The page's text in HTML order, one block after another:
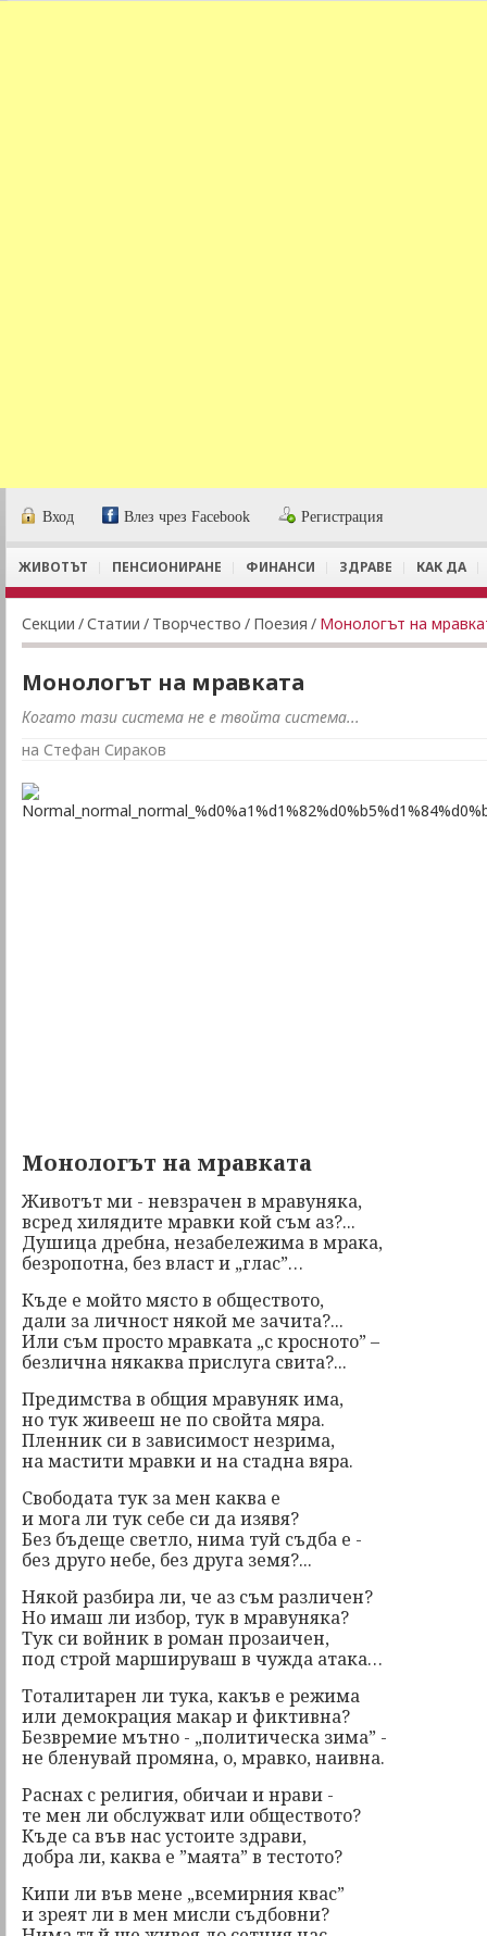
Вход Влез чрез Facebook Регистрация
ЖИВОТЪТ ПЕНСИОНИРАНЕ ФИНАНСИ ЗДРАВЕ КАК ДА
Секции /Статии / Творчество / Поезия / Монологът на
Монологът на мравката
Когато тази система не е твойта система...
на Стефан Сираков
Монологът на мравката
Животът ми - невзрачен в мравуняка,
всред хилядите мравки кой съм аз?...
Душица дребна, незабележима в мрака,
безропотна, без власт и „глас”…
Къде е мойто място в обществото,
дали за личност някой ме зачита?...
Или съм просто мравката „с кросното” –
безлична някаква прислуга свита?...
Предимства в общия мравуняк има,
но тук живееш не по свойта мяра.
Пленник си в зависимост незрима,
на мастити мравки и на стадна вяра.
Свободата тук за мен каква е
и мога ли тук себе си да изявя?
Без бъдеще светло, нима туй съдба е -
без друго небе, без друга земя?...
Някой разбира ли, че аз съм различен?
Но имаш ли избор, тук в мравуняка?
Тук си войник в роман прозаичен,
под строй маршируваш в чужда атака…
Тоталитарен ли тука, какъв е режима
или демокрация макар и фиктивна?
Безвремие мътно - „политическа зима” -
не бленувай промяна, о, мравко, наивна.
Раснах с религия, обичаи и нрави -
те мен ли обслужват или обществото?
Къде са във нас устоите здрави,
добра ли, каква е ”маята” в тестото?
Кипи ли във мене „всемирния квас”
и зреят ли в мен мисли съдбовни?